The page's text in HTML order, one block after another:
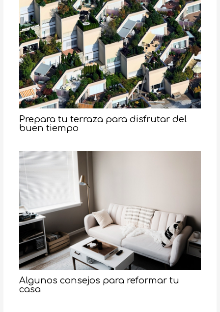
Prepara tu terraza para disfrutar del
buen tiempo
Algunos consejos para reformar tu
casa